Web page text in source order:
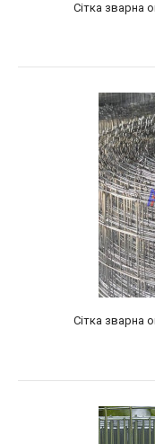
Сітка зварна
Сітка зварна